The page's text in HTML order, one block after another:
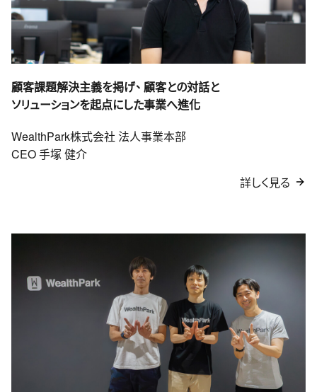
顧客課題解決主義を掲げ、 顧客との対話と
ソリューションを起点にした事業へ進化
WealthPark株式会社 法人事業本部
CEO 手塚 健介
詳しく見る